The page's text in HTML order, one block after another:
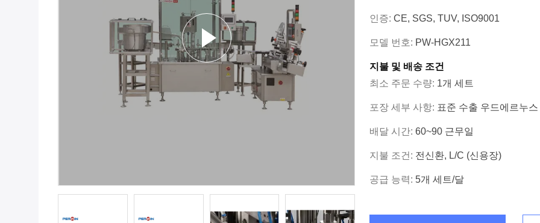
인증: CE, SGS, TUV, ISO9001
모델 번호: PW-HGX211
지불 및 배송 조건
최소 주문 수량: 1개 세트
포장 세부 사항: 표준 수출 우드에르누
배달 시간: 60~90 근무일
지불 조건: 전신환, L/C (신용장)
공급 능력: 5개 세트/달